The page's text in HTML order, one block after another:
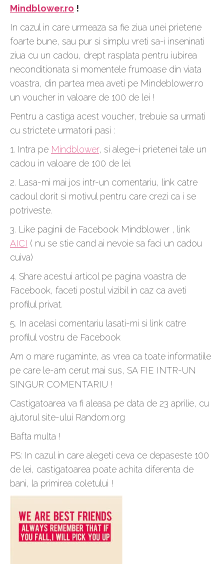
Mindblower.ro !
In cazul in care urmeaza sa fie ziua unei prietene
foarte bune, sau pur si simplu vreti sa-i inseninati
ziua cu un cadou, drept rasplata pentru iubirea
neconditionata si momentele frumoase din viata
voastra, din partea mea aveti pe Mindeblower.ro
un voucher in valoare de 100 de lei !
Pentru a castiga acest voucher, trebuie sa urmati
cu strictete urmatorii pasi :
1. Intra pe Mindblower, si alege-i prietenei tale un
cadou in valoare de 100 de lei.
2. Lasa-mi mai jos intr-un comentariu, link catre
cadoul dorit si motivul pentru care crezi ca i se
potriveste.
3. Like paginii de Facebook Mindblower , link
AICI ( nu se stie cand ai nevoie sa faci un cadou
cuiva)
4. Share acestui articol pe pagina voastra de
Facebook, faceti postul vizibil in caz ca aveti
profilul privat.
5. In acelasi comentariu lasati-mi si link catre
profilul vostru de Facebook
Am o mare rugaminte, as vrea ca toate informatiile
pe care le-am cerut mai sus, SA FIE INTR-UN
SINGUR COMENTARIU !
Castigatoarea va fi aleasa pe data de 23 aprilie, cu
ajutorul site-ului Random.org
Bafta multa !
PS: In cazul in care alegeti ceva ce depaseste 100
de lei, castigatoarea poate achita diferenta de
bani, la primirea coletului !